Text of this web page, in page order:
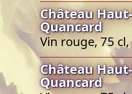
Château
Quancard
Vin rouge, 75
Château
Quancard